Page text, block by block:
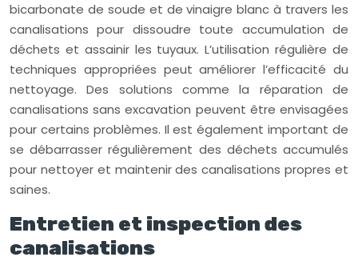
bicarbonate de soude et de vinaigre blanc à travers les
canalisations pour dissoudre toute accumulation de
déchets et assainir les tuyaux. L’utilisation régulière de
techniques appropriées peut améliorer l’efficacité du
nettoyage. Des solutions comme la réparation de
canalisations sans excavation peuvent être envisagées
pour certains problèmes. Il est également important de
se débarrasser régulièrement des déchets accumulés
pour nettoyer et maintenir des canalisations propres et
saines.
Entretien et inspection des
canalisations